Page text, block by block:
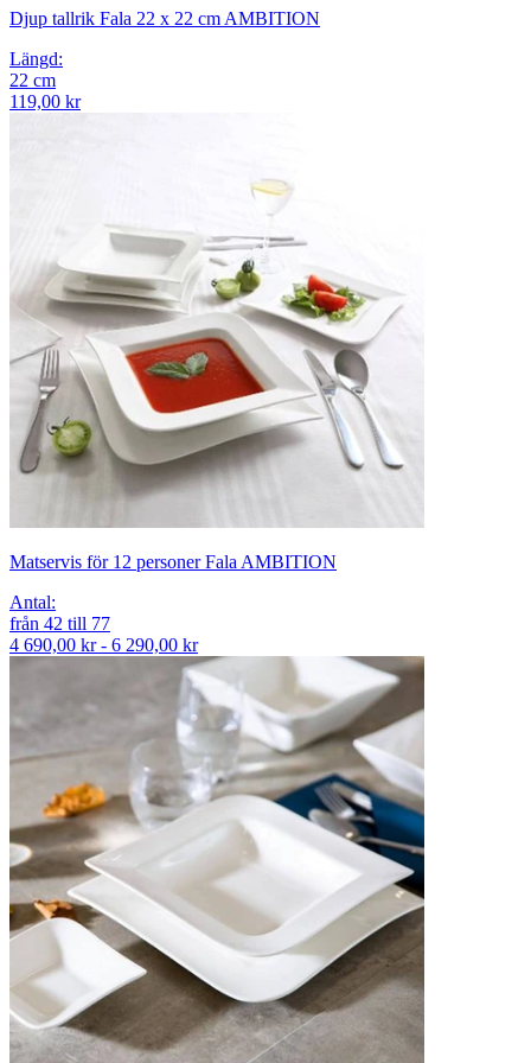
Djup tallrik Fala 22 x 22 cm AMBITION
Längd:
22 cm
119,00 kr
Matservis för 12 personer Fala AMBITION
Antal:
från 42 till 77
4 690,00 kr - 6 290,00 kr